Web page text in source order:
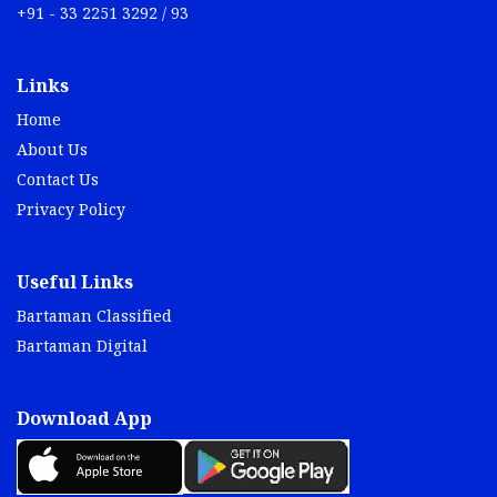
+91 - 33 2251 3292 / 93
Links
Home
About Us
Contact Us
Privacy Policy
Useful Links
Bartaman Classified
Bartaman Digital
Download App